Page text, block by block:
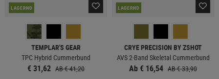
LAGERND
TEMPLAR'S GEAR
TPC Hybrid Cummerbund
€ 31,62 AB € 41,20
LAGERND
CRYE PRECISION BY ZSHOT
AVS 2-Band Skeletal Cummerbund
Ab € 16,54 AB € 33,90